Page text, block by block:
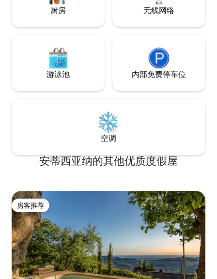
厨房 无线网络
游泳池 内部免费停车位
空调
安蒂西亚纳的其他优质度假屋
房客推荐
房客推荐